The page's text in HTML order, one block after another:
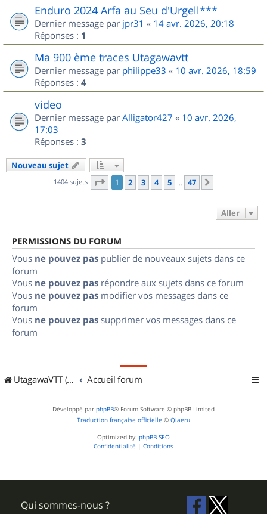
Enduro 2024 Arfa au Seu d'Urgell***
Dernier message par jpr31 « 14 avr. 2026, 20:18
Réponses : 1
Ma 900 ème traces Utagawavtt
Dernier message par philippe33 « 10 avr. 2026, 18:59
Réponses : 4
video
Dernier message par Alligator427 « 10 avr. 2026,
17:03
Réponses : 3
Nouveau sujet
1404 sujets Page 1sur
1 2 3 4 5 … 47
Aller
PERMISSIONS DU FORUM
Vous ne pouvez pas publier de nouveaux sujets dans ce
forum
Vous ne pouvez pas répondre aux sujets dans ce forum
Vous ne pouvez pas modifier vos messages dans ce
forum
Vous ne pouvez pas supprimer vos messages dans ce
forum
UtagawaVTT (Randos VTT et VTTAE avec traces GPS) Accueil forum
Développé par phpBB® Forum Software © phpBB Limited
Traduction française officielle © Qiaeru
Optimized by: phpBB SEO
Confidentialité | Conditions
Qui sommes-nous ?